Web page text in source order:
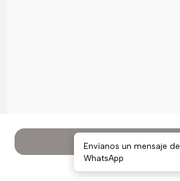
GO TO CHECKOUT
Seguir comprando
Envíanos un mensaje de
WhatsApp